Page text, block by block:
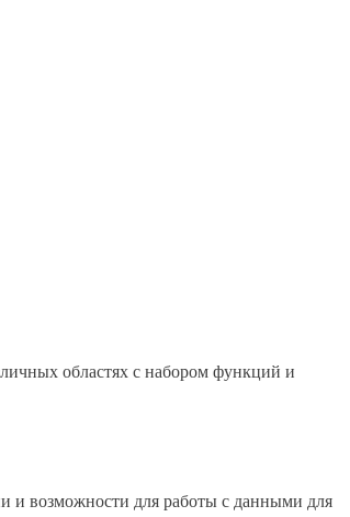
областях с набором функций и
и возможности для работы с данными для